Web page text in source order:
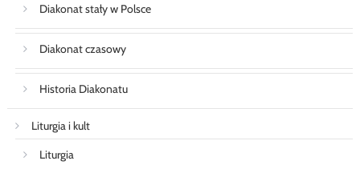
Diakonat stały w Polsce
Diakonat czasowy
Historia Diakonatu
Liturgia i kult
Liturgia